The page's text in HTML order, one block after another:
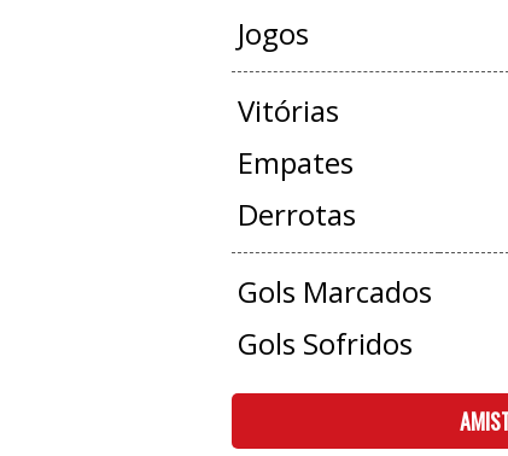
Jogos
Vitórias
Empates
Derrotas
Gols Marcados
Gols Sofridos